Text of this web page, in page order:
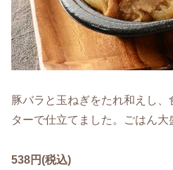
豚バラと玉ねぎをたれ和えし
ターで仕立てました。ごはん大
538円(税込)